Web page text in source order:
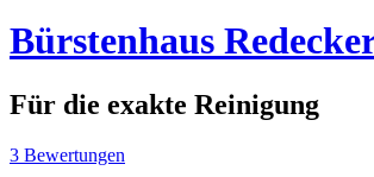
Bürstenhaus
Für die exakte Reinigung
3 Bewertungen